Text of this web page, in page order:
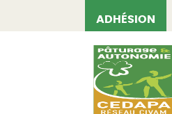
ADHÉSION
CEDAPA